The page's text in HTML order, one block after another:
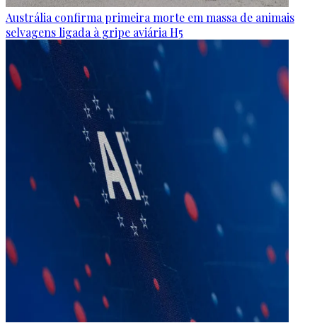
Austrália confirma primeira morte em massa de animais
selvagens ligada à gripe aviária H5